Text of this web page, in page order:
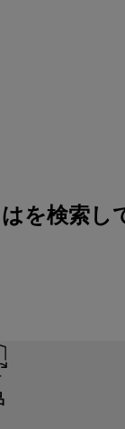
を検索し